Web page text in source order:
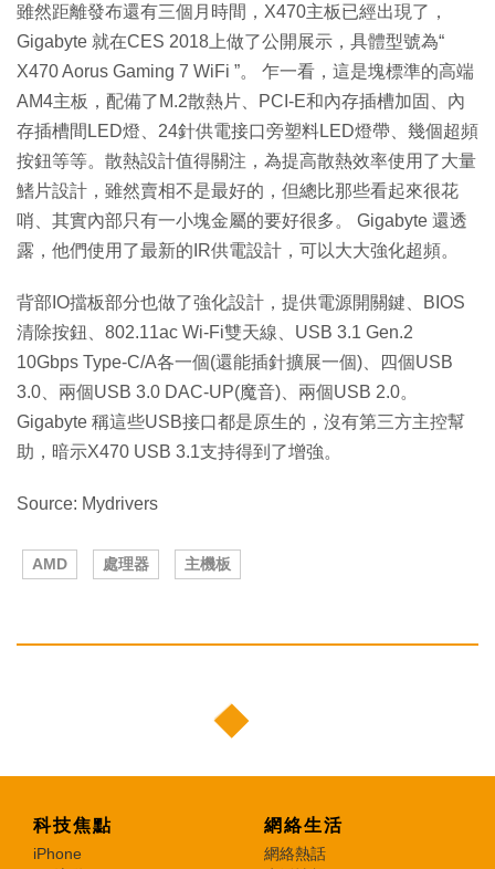
雖然距離發布還有三個月時間，X470主板已經出現了，
Gigabyte 就在CES 2018上做了公開展示，具體型號為“
X470 Aorus Gaming 7 WiFi ”。 乍一看，這是塊標準的高端
AM4主板，配備了M.2散熱片、PCI-E和內存插槽加固、內
存插槽間LED燈、24針供電接口旁塑料LED燈帶、幾個超頻
按鈕等等。散熱設計值得關注，為提高散熱效率使用了大量
鰭片設計，雖然賣相不是最好的，但總比那些看起來很花
哨、其實內部只有一小塊金屬的要好很多。 Gigabyte 還透
露，他們使用了最新的IR供電設計，可以大大強化超頻。
背部IO擋板部分也做了強化設計，提供電源開關鍵、BIOS
清除按鈕、802.11ac Wi-Fi雙天線、USB 3.1 Gen.2
10Gbps Type-C/A各一個(還能插針擴展一個)、四個USB
3.0、兩個USB 3.0 DAC-UP(魔音)、兩個USB 2.0。
Gigabyte 稱這些USB接口都是原生的，沒有第三方主控幫
助，暗示X470 USB 3.1支持得到了增強。
Source: Mydrivers
AMD 處理器 主機板
科技焦點
iPhone
網絡生活
網絡熱話